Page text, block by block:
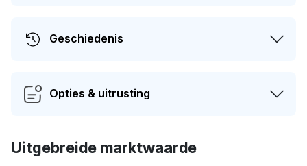
Geschiedenis
Opties & uitrusting
Uitgebreide marktwaarde